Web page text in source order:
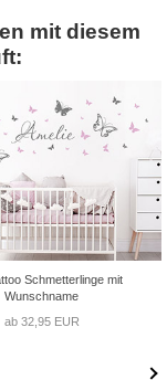
mit diesem
Schmetterlinge mit
Wunschname
ab 32,95 EUR